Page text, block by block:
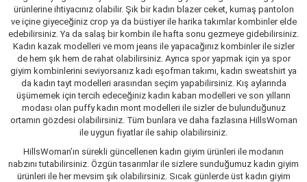
ürünlerine ihtiyacınız olabilir. Şık bir kadın blazer ceket, kumaş pantolon
ve içine giyeceğiniz crop ya da büstiyer ile harika takımlar kombinler elde
edebilirsiniz. Ya da salaş bir kombin ile hafta sonu gezmeye gidebilirsiniz.
Kadın kazak modelleri ve mom jeans ile yapacağınız kombinler ile sizler
de hem şık hem de rahat olabilirsiniz. Ayrıca spor yapmak için ya spor
giyim kombinlerini seviyorsanız kadı eşofman takımı, kadın sweatshirt ya
da kadın tayt modelleri arasından seçim yapabilirsiniz. Kış aylarında
üşümemek için tercih edeceğiniz kadın kaban modelleri ve son yılların
modası olan puffy kadın mont modelleri ile sizler de bulunduğunuz
ortamın gözdesi olabilirsiniz. Tüm bunlara ve daha fazlasına HillsWoman
ile uygun fiyatlar ile sahip olabilirsiniz.
HillsWoman’ın sürekli güncellenen kadın giyim ürünleri ile modanın
nabzını tutabilirsiniz. Özgün tasarımlar ile sizlere sunduğumuz kadın giyim
ürünleri ile her mevsim şık olabilirsiniz. Sıcak günlerde üst kadın giyim